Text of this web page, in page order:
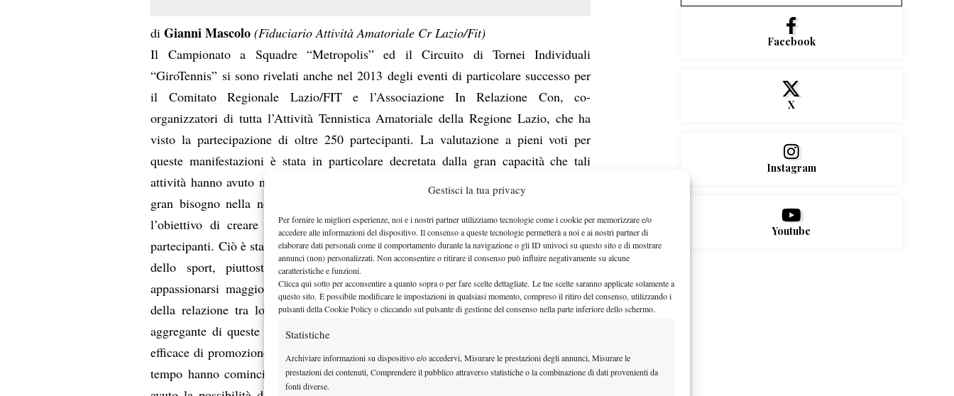
Gestisci la tua privacy
Per fornire le migliori esperienze, noi e i nostri partner utilizziamo tecnologie come i cookie per memorizzare e/o
accedere alle informazioni del dispositivo. Il consenso a queste tecnologie permetterà a noi e ai nostri partner di
elaborare dati personali come il comportamento durante la navigazione o gli ID univoci su questo sito e di mostrare
annunci (non) personalizzati. Non acconsentire o ritirare il consenso può influire negativamente su alcune
caratteristiche e funzioni.
Clicca qui sotto per acconsentire a quanto sopra o per fare scelte dettagliate. Le tue scelte saranno applicate solamente a
questo sito. È possibile modificare le impostazioni in qualsiasi momento, compreso il ritiro del consenso, utilizzando i
pulsanti della Cookie Policy o cliccando sul pulsante di gestione del consenso nella parte inferiore dello schermo.
Statistiche
Archiviare informazioni su dispositivo e/o accedervi, Misurare le prestazioni degli annunci, Misurare le
prestazioni dei contenuti, Comprendere il pubblico attraverso statistiche o la combinazione di dati provenienti da
fonti diverse.
diGianni Mascolo (Fiduciario Attività Amatoriale Cr Lazio/Fit)
Il Campionato a Squadre “Metropolis” ed il Circuito di Tornei Individuali
“GiroTennis” si sono rivelati anche nel 2013 degli eventi di particolare successo per
il Comitato Regionale Lazio/FIT e l’Associazione In Relazione Con, co-
organizzatori di tutta l’Attività Tennistica Amatoriale della Regione Lazio, che ha
visto la partecipazione di oltre 250 partecipanti. La valutazione a pieni voti per
queste manifestazioni è stata in particolare decretata dalla gran capacità che tali
attività hanno avuto nel portare in alto quei valori di cultura sportiva, di cui c’è un
gran bisogno nella nostra Società. Tali attività amatoriale hanno infatti raggiunto
l’obiettivo di creare importanti momenti d’aggregazione e socializzazione per i
partecipanti. Ciò è stato ottenuto, privilegiando principalmente la dimensione sociale
dello sport, piuttosto che quella agonistica, permettendo ai partecipanti di
appassionarsi maggiormente al tennis e sottolineando un vero e proprio “trionfo”
della relazione tra lo sport ed il benessere psico-fisico dell’individuo. Lo spirito
aggregante di queste manifestazioni si è rivelato come un approccio estremamente
efficace di promozione del tennis, sia nei confronti di tutti quei giovani che da poco
tempo hanno cominciato a giocarci, sia nei confronti dei meno giovani che hanno
Facebook
X
Instagram
Youtube